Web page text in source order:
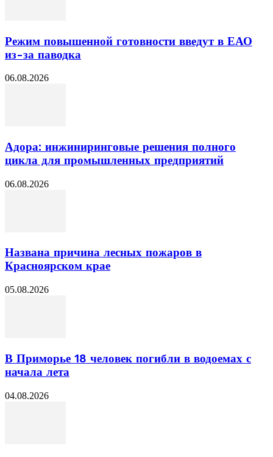
Режим повышенной готовности введут в ЕАО
из-за паводка
06.08.2026
Адора: инжиниринговые решения полного
цикла для промышленных предприятий
06.08.2026
Названа причина лесных пожаров в
Красноярском крае
05.08.2026
В Приморье 18 человек погибли в водоемах с
начала лета
04.08.2026